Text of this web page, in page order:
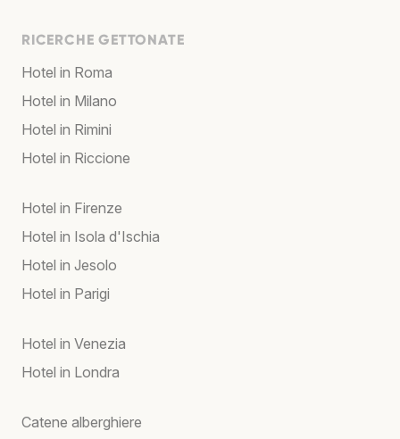
RICERCHE GETTONATE
Hotel in Roma
Hotel in Milano
Hotel in Rimini
Hotel in Riccione
Hotel in Firenze
Hotel in Isola d'Ischia
Hotel in Jesolo
Hotel in Parigi
Hotel in Venezia
Hotel in Londra
Catene alberghiere